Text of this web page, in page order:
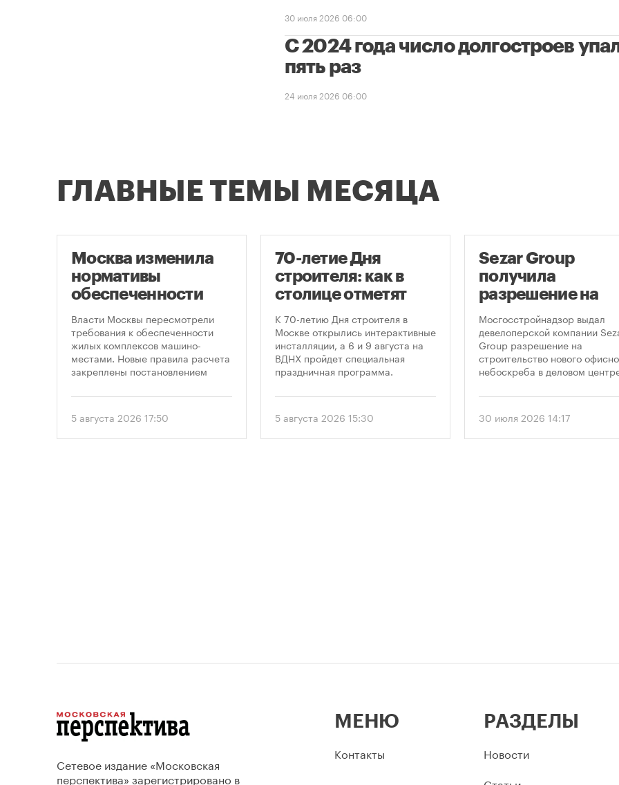
30 июля 2026 06:00
С 2024 года число долгостроев
пять раз
24 июля 2026 06:00
ГЛАВНЫЕ ТЕМЫ МЕСЯЦА
Москва изменила
нормативы
обеспеченности
новостроек
парковками
Власти Москвы пересмотрели
требования к обеспеченности
жилых комплексов машино-
местами. Новые правила расчета
закреплены постановлением
от 5 августа 2026 года. Документ
подход к определению
необходимого количества
5 августа 2026 17:50
70-летие Дня
строителя: как в
столице отметят
круглую дату
профессионального
праздника
К 70-летию Дня строителя в
Москве открылись интерактивные
инсталляции, а 6 и 9 августа на
ВДНХ пройдет специальная
праздничная программа.
5 августа 2026 15:30
Sezar Group
получила
разрешение на
строительство
небоскреба в
«Москва-Сити»
Мосгосстройнадзор выдал
девелоперской компании
Group разрешение на
строительство нового
небоскреба в деловом
предусматривает
метров.
30 июля 2026 14:17
Сетевое издание «Московская
перспектива» зарегистрировано в
МЕНЮ
Контакты
РАЗДЕЛЫ
Новости